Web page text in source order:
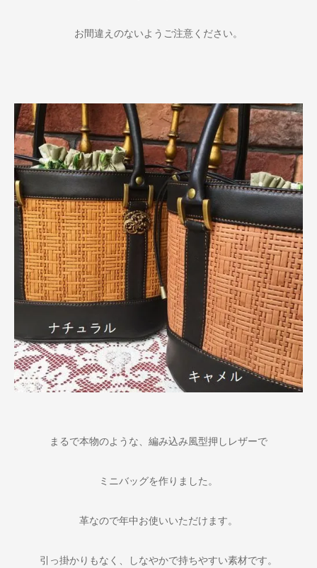
お間違えのないようご注意ください。
まるで本物のような、編み込み風型押しレザーで
ミニバッグを作りました。
革なので年中お使いいただけます。
引っ掛かりもなく、しなやかで持ちやすい素材です。